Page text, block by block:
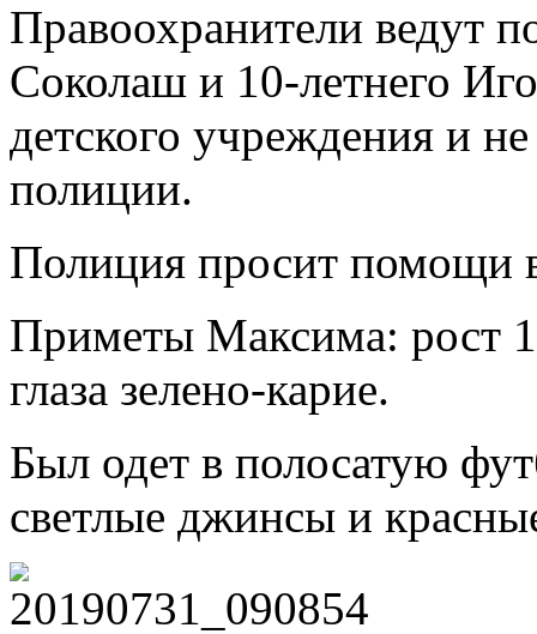
Правоохранители ведут
Соколаш и 10-летнего
детского учреждения и
полиции.
Полиция просит помощи
Приметы Максима: рост
глаза зелено-карие.
Был одет в полосатую
светлые джинсы и